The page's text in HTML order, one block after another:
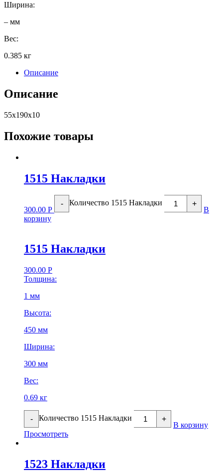
Ширина:
– мм
Вес:
0.385 кг
Описание
Описание
55х190х10
Похожие товары
1515 Накладки
300.00 Р
- Количество 1515 Накладки +
В
корзину
1515 Накладки
300.00 Р
Толщина:
1 мм
Высота:
450 мм
Ширина:
300 мм
Вес:
0.69 кг
- Количество 1515 Накладки +
В корзину
Просмотреть
1523 Накладки